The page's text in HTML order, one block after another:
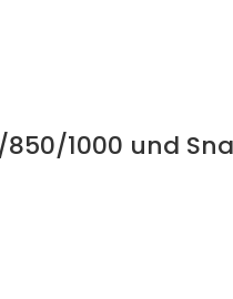
1000 und